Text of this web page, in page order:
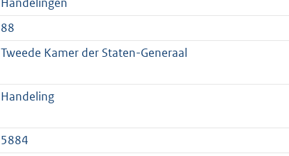
88
Tweede Kamer der Staten-Generaal
Handeling
5884